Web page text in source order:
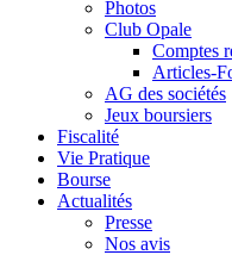
Photos
Club Opale
Comptes
Articles-
AG des sociétés
Jeux boursiers
Fiscalité
Vie Pratique
Bourse
Actualités
Presse
Nos avis